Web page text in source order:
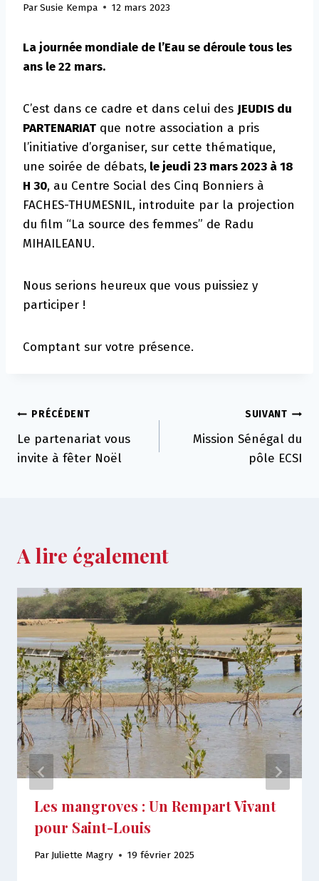
ParSusie Kempa 12 mars 2023
La journée mondiale de l’Eau se déroule tous les
ans le 22 mars.
C’est dans ce cadre et dans celui des JEUDIS du
PARTENARIAT que notre association a pris
l’initiative d’organiser, sur cette thématique,
une soirée de débats, le jeudi 23 mars 2023 à 18
H 30, au Centre Social des Cinq Bonniers à
FACHES-THUMESNIL, introduite par la projection
du film “La source des femmes” de Radu
MIHAILEANU.
Nous serions heureux que vous puissiez y
participer !
Comptant sur votre présence.
Navigation
de
PRÉCÉDENT
Le partenariat vous
invite à fêter Noël
SUIVANT
Mission Sénégal du
pôle ECSI
A lire également
Les mangroves : Un Rempart Vivant
pour Saint-Louis
Par Juliette Magry 19 février 2025